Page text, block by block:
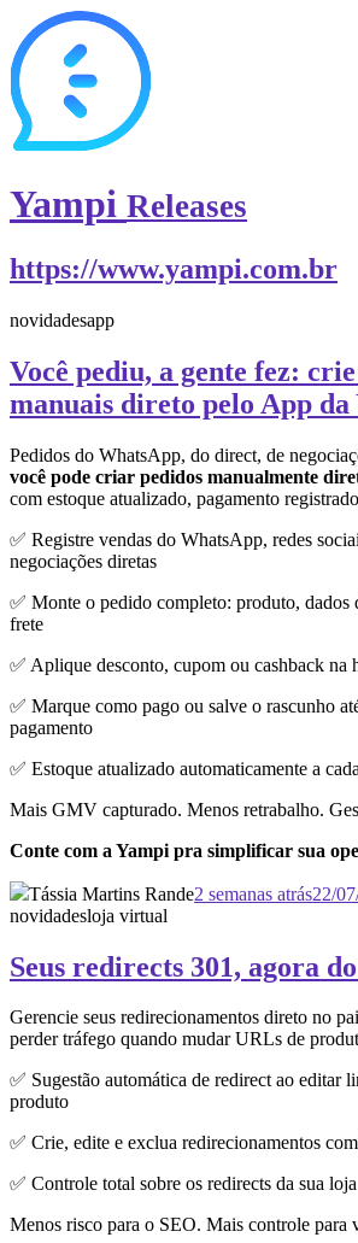
Yampi Releases
https://www.yampi.com.br
novidadesapp
Você pediu, a gente fez:
manuais direto pelo App da
Pedidos do WhatsApp, do direct, de
você pode criar pedidos manualmente
com estoque atualizado, pagamento
✅ Registre vendas do WhatsApp, redes
negociações diretas
✅ Monte o pedido completo: produto, dados
frete
✅ Aplique desconto, cupom ou cashback na
✅ Marque como pago ou salve o rascunho
pagamento
✅ Estoque atualizado automaticamente a
Mais GMV capturado. Menos retrabalho.
Conte com a Yampi pra simplificar sua
Tássia Martins Rande2 semanas atrás22/
novidadesloja virtual
Seus redirects 301, agora
Gerencie seus redirecionamentos direto no
perder tráfego quando mudar URLs de
✅ Sugestão automática de redirect ao editar
produto
✅ Crie, edite e exclua redirecionamentos
✅ Controle total sobre os redirects da sua loja
Menos risco para o SEO. Mais controle para